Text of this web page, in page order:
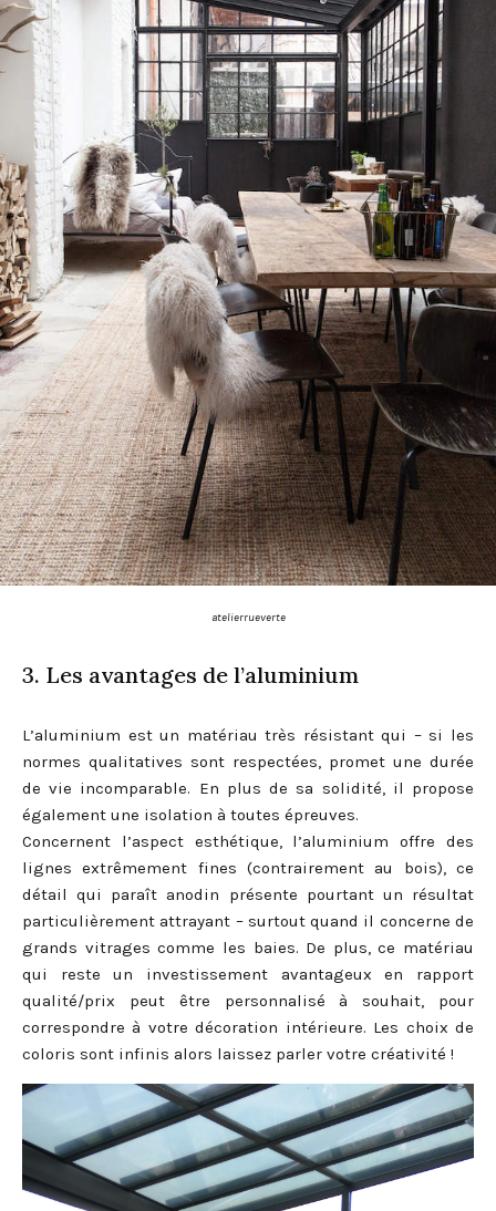
atelierrueverte
3. Les avantages de l’aluminium
L’aluminium est un matériau très résistant qui – si les
normes qualitatives sont respectées, promet une durée
de vie incomparable. En plus de sa solidité, il propose
également une isolation à toutes épreuves.
Concernent l’aspect esthétique, l’aluminium offre des
lignes extrêmement fines (contrairement au bois), ce
détail qui paraît anodin présente pourtant un résultat
particulièrement attrayant – surtout quand il concerne de
grands vitrages comme les baies. De plus, ce matériau
qui reste un investissement avantageux en rapport
qualité/prix peut être personnalisé à souhait, pour
correspondre à votre décoration intérieure. Les choix de
coloris sont infinis alors laissez parler votre créativité !